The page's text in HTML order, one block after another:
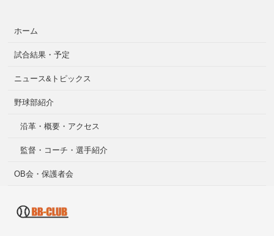
ホーム
試合結果・予定
ニュース&トピックス
野球部紹介
沿革・概要・アクセス
監督・コーチ・選手紹介
OB会・保護者会